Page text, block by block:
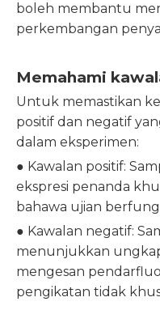
boleh membantu
perkembangan
Memahami
Untuk memastikan
positif dan negatif
dalam eksperimen:
● Kawalan positif:
ekspresi penanda
bahawa ujian
● Kawalan negatif:
menunjukkan
mengesan
pengikatan tidak